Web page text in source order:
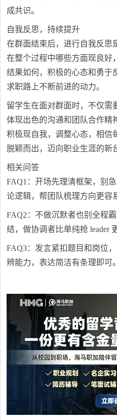
成共识。
自我反思，持续提升
在群面结束后，进行自我反思
在整个过程中哪些方面现良好
结果如何，积极的心态和勇于
求职路上不断前进的动力。
留学生在面对群面时，不仅需
体现出色的沟通和团队合作精
积极现自我，调整心态，相信
脱颖而出，迈向职业生涯的新
相关问答
FAQ1：开场先理清框架，别
论逻辑，帮团队梳理方向更容
FAQ2：不做沉默者也别全程
结，做协调者比单纯抢 leader
FAQ3：发言紧扣题目和岗位
辨能力，表达简洁有条理即可。